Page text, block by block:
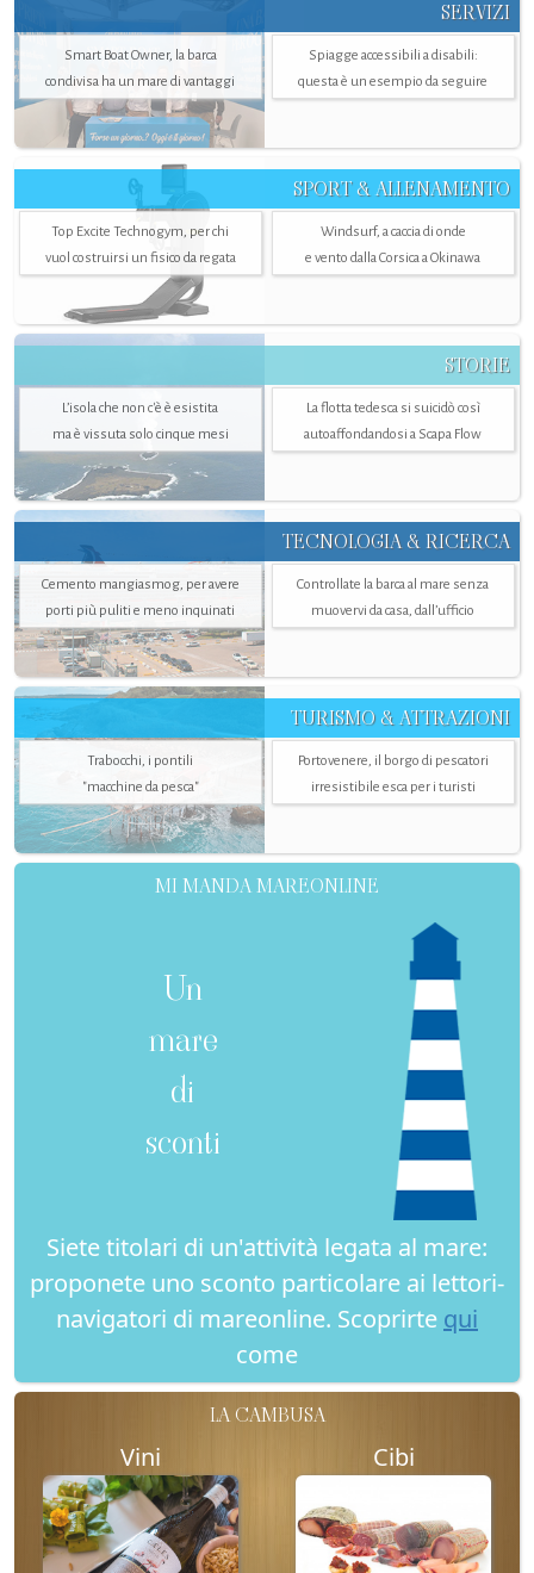
SERVIZI
Smart Boat Owner, la barca
condivisa ha un mare di vantaggi
Spiagge accessibili a disabili:
questa è un esempio da seguire
SPORT & ALLENAMENTO
Top Excite Technogym, per chi
vuol costruirsi un fisico da regata
Windsurf, a caccia di onde
e vento dalla Corsica a Okinawa
STORIE
L’isola che non c'è è esistita
ma è vissuta solo cinque mesi
La flotta tedesca si suicidò così
autoaffondandosi a Scapa Flow
TECNOLOGIA & RICERCA
Cemento mangiasmog, per avere
porti più puliti e meno inquinati
Controllate la barca al mare senza
muovervi da casa, dall’ufficio
TURISMO & ATTRAZIONI
Trabocchi, i pontili
"macchine da pesca"
Portovenere, il borgo di pescatori
irresistibile esca per i turisti
MI MANDA MAREONLINE
Un
mare
di
sconti
Siete titolari di un'attività legata al mare:
proponete uno sconto particolare ai lettori-
navigatori di mareonline. Scoprirte qui
come
LA CAMBUSA
Vini Cibi